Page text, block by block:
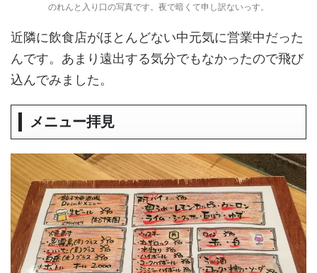
のれんと入り口の写真です。夜で暗くて申し訳ないっす。
近隣に飲食店がほとんどない中元気に営業中だった
んです。あまり遠出する気分でもなかったので飛び
込んでみました。
メニュー拝見